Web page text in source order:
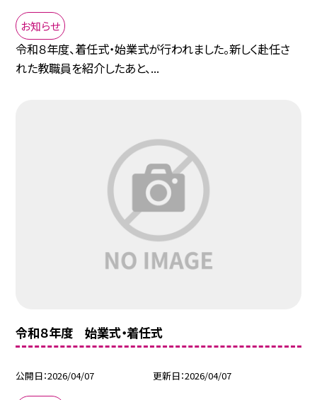
お知らせ
令和８年度、着任式・始業式が行われました。新しく赴任さ
れた教職員を紹介したあと、...
令和８年度 始業式・着任式
公開日 2026/04/07 更新日 2026/04/07